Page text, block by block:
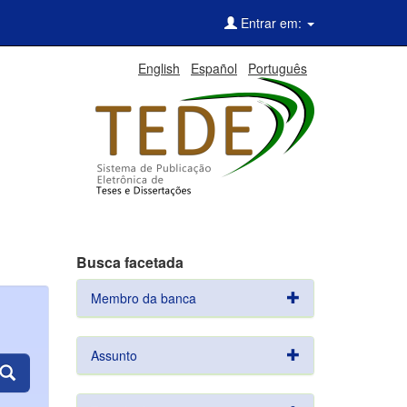
Entrar em:
English Español Português
Busca facetada
Membro da banca
Assunto